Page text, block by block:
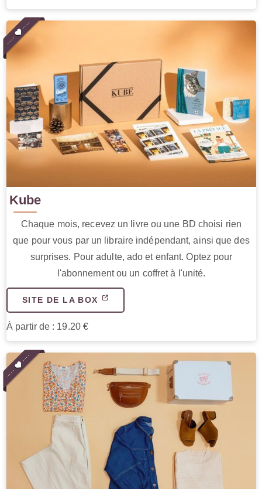
Kube
Chaque mois, recevez un livre ou une BD choisi rien
que pour vous par un libraire indépendant, ainsi que des
surprises. Pour adulte, ado et enfant. Optez pour
l'abonnement ou un coffret à l'unité.
SITE DE LA BOX
À partir de : 19.20 €